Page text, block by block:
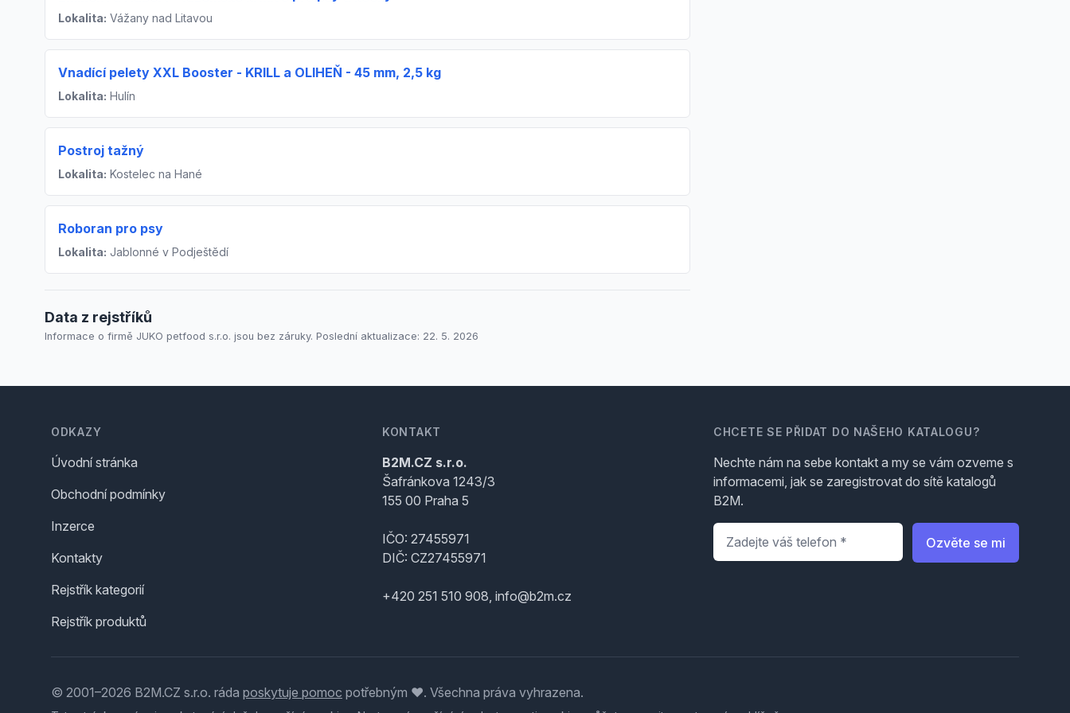
Lokalita: Vážany nad Litavou
Vnadící pelety XXL Booster - KRILL a OLIHEŇ - 45 mm, 2,5 kg
Lokalita: Hulín
Postroj tažný
Lokalita: Kostelec na Hané
Roboran pro psy
Lokalita: Jablonné v Podještědí
Data z rejstříků
Informace o firmě JUKO petfood s.r.o. jsou bez záruky. Poslední aktualizace: 22. 5. 2026
ODKAZY
Úvodní stránka
Obchodní podmínky
Inzerce
Kontakty
Rejstřík kategorií
Rejstřík produktů
KONTAKT
B2M.CZ s.r.o.
Šafránkova 1243/3
155 00 Praha 5
IČO: 27455971
DIČ: CZ27455971
+420 251 510 908, info@b2m.cz
CHCETE SE PŘIDAT DO NAŠEHO KATALOGU?
Nechte nám na sebe kontakt a my se vám ozveme s
informacemi, jak se zaregistrovat do sítě katalogů
B2M.
Telefon
Ozvěte se mi
© 2001–2026 B2M.CZ s.r.o. ráda poskytuje pomoc potřebným ♥️. Všechna práva vyhrazena.